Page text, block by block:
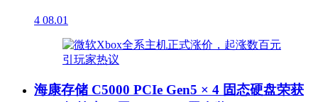
4 08.01
海康存储 C5000 PCIe Gen5 × 4 固态硬盘荣获